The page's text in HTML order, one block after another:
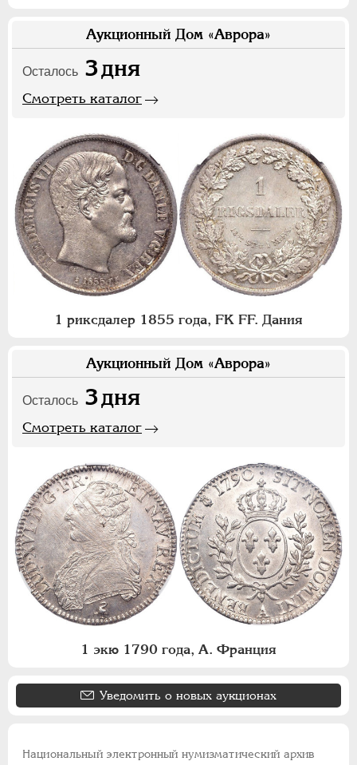
Аукционный Дом «Аврора»
Осталось 3дня
Смотреть каталог
1 риксдалер 1855 года, FK FF. Дания
Аукционный Дом «Аврора»
Осталось 3дня
Смотреть каталог
1 экю 1790 года, А. Франция
Уведомить о новых аукционах
Национальный электронный нумизматический архив